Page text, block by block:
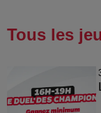
Tous les